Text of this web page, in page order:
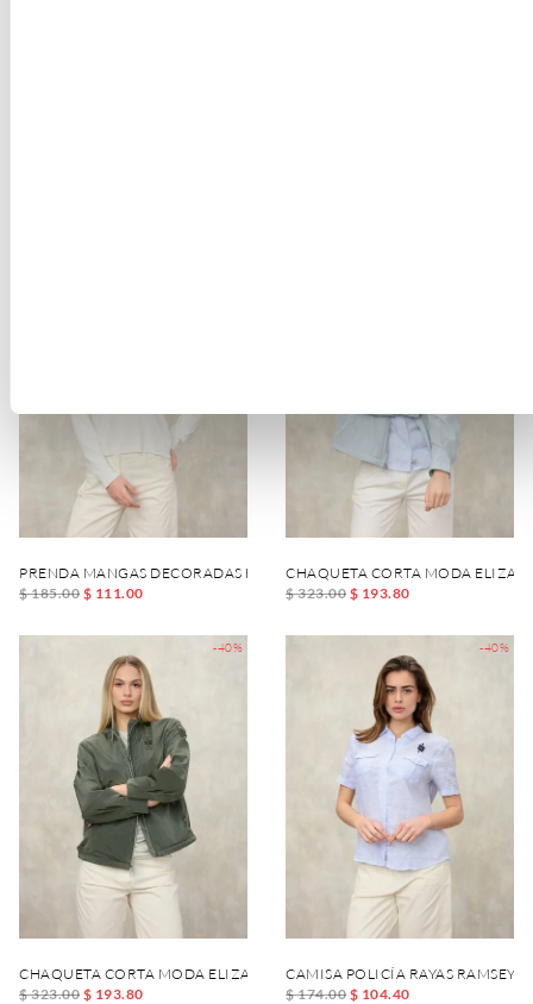
PRENDA MANGAS DECORADAS HESTIA
$ 185.00 $ 111.00
CHAQUETA CORTA MODA
$ 323.00 $ 193.80
-40%
CHAQUETA CORTA MODA ELIZABETH
$ 323.00 $ 193.80
-40%
CAMISA POLICÍA RAYAS RAMSEY
$ 174.00 $ 104.40